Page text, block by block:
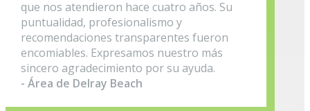
que nos atendieron hace cuatro años. Su
puntualidad, profesionalismo y
recomendaciones transparentes fueron
encomiables. Expresamos nuestro más
sincero agradecimiento por su ayuda.
- Área de Delray Beach